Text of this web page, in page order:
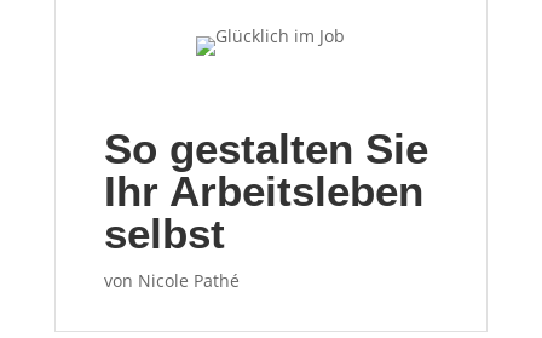
So gestalten Sie
Ihr Arbeitsleben
selbst
von Nicole Pathé